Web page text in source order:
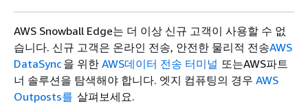
AWS Snowball Edge는 더 이상 신규 고객이 사용할 수 없
습니다. 신규 고객은 온라인 전송, 안전한 물리적 전송AWS
DataSync 을 위한 AWS데이터 전송 터미널 또는AWS파트
너 솔루션을 탐색해야 합니다. 엣지 컴퓨팅의 경우 AWS
Outposts를 살펴보세요.